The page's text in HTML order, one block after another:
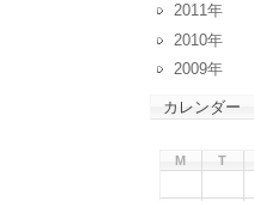
2011
2010
2009
カレンダー
M
T